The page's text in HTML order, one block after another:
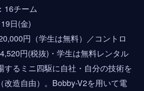
16チーム
日(金)
円（学生は無料）／コントロ
円(税抜)・学生は無料レンタル
するミニ四駆に自社・自分の技術を
改造自由）。Bobby-V2を用いて電